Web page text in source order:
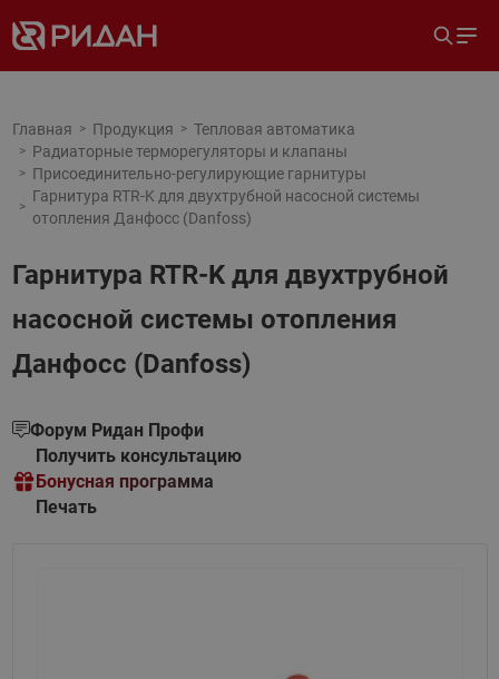
Главная Продукция
Тепловая автоматика
Радиаторные терморегуляторы и клапаны
Присоединительно-регулирующие гарнитуры
Гарнитура RTR-K для двухтрубной насосной системы
отопления Данфосс (Danfoss)
Гарнитура RTR-K для двухтрубной
насосной системы отопления
Данфосс (Danfoss)
Форум Ридан Профи
Получить консультацию
Бонусная программа
Печать